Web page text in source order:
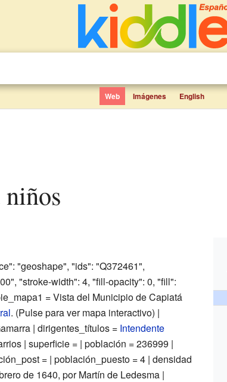
Web Imágenes English
niños
"geoshape", "ids": "Q372461",
"stroke-width": 4, "fill-opacity": 0, "fill":
= Vista del Municipio de Capiatá
. (Pulse para ver mapa interactivo) |
| dirigentes_títulos = Intendente
| superficie = | población = 236999 |
= | población_puesto = 4 | densidad
de 1640, por Martín de Ledesma|